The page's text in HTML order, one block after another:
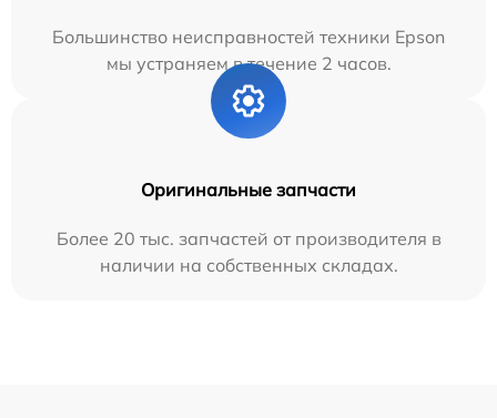
Большинство неисправностей техники Epson
мы устраняем в течение 2 часов.
Оригинальные запчасти
Более 20 тыс. запчастей от производителя в
наличии на собственных складах.